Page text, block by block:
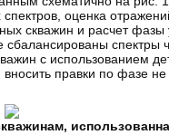
оценка
скважин и расчет
спектры
с использованием
правки по фазе не